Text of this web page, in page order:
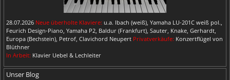
28.07.2026 Neue überholte Klaviere: u.a. Ibach (weiß), Yamaha LU-201C weiß pol.,
Feurich Design-Piano, Yamaha P2, Baldur (Frankfurt), Sauter, Knake, Gerhardt,
Europa (Bechstein), Petrof, Clavichord Neupert Privatverkäufe: Konzertflügel von
Blüthner
In Arbeit: Klavier Uebel & Lechleiter
Unser Blog